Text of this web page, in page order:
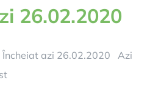
26.02.2020
Încheiat azi 26.02.2020 Azi